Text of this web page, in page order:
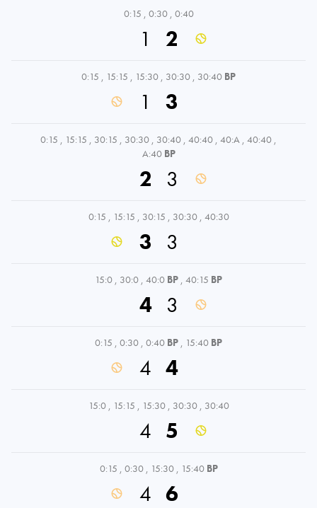
0:15 , 0:30 , 0:40
1 2
0:15 , 15:15 , 15:30 , 30:30 , 30:40 BP
1 3
0:15 , 15:15 , 30:15 , 30:30 , 30:40 , 40:40 , 40:A , 40:40 ,
A:40 BP
2 3
0:15 , 15:15 , 30:15 , 30:30 , 40:30
3 3
15:0 , 30:0 , 40:0 BP , 40:15 BP
4 3
0:15 , 0:30 , 0:40 BP , 15:40 BP
4 4
15:0 , 15:15 , 15:30 , 30:30 , 30:40
4 5
0:15 , 0:30 , 15:30 , 15:40 BP
4 6